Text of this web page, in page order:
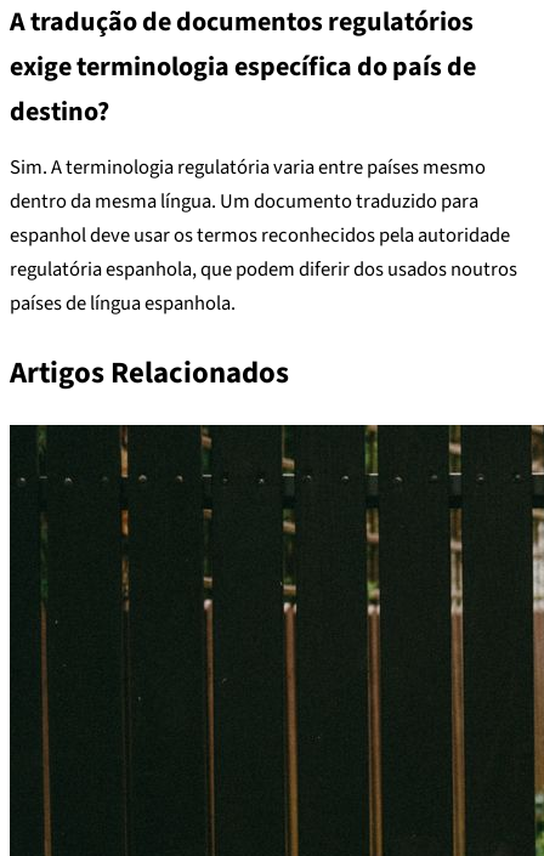
A tradução de documentos regulatórios
exige terminologia específica do país de
destino?
Sim. A terminologia regulatória varia entre países mesmo
dentro da mesma língua. Um documento traduzido para
espanhol deve usar os termos reconhecidos pela autoridade
regulatória espanhola, que podem diferir dos usados noutros
países de língua espanhola.
Artigos Relacionados